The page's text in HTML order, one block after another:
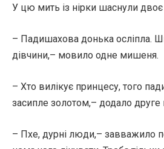
У цю мить із нірки шаснули
– Падишахова донька осліпла.
дівчини,– мовило одне мишеня.
– Хто вилікує принцесу, того
засипле золотом,– додало
– Пхе, дурні люди,– завважило